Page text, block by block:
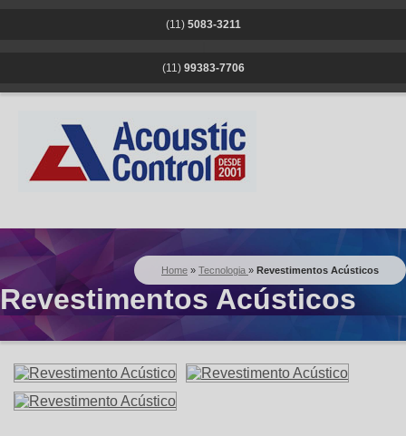
(11) 5083-3211
(11) 99383-7706
Home » Tecnologia » Revestimentos Acústicos
Revestimentos Acústicos